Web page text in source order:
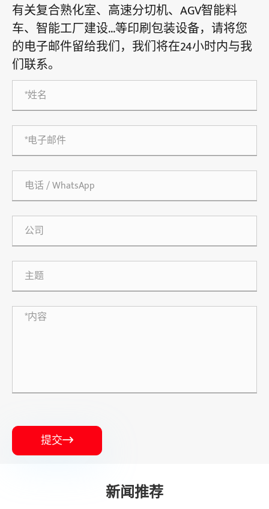
有关复合熟化室、高速分切机、AGV智能料
车、智能工厂建设...等印刷包装设备，请将您
的电子邮件留给我们，我们将在24小时内与我
们联系。
提交
新闻推荐